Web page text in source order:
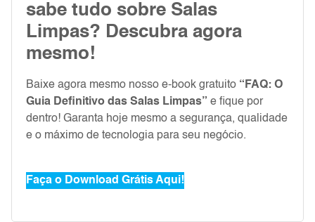
sabe tudo sobre Salas
Limpas? Descubra agora
mesmo!
Baixe agora mesmo nosso e-book gratuito “FAQ: O
Guia Definitivo das Salas Limpas” e fique por
dentro! Garanta hoje mesmo a segurança, qualidade
e o máximo de tecnologia para seu negócio.
Faça o Download Grátis Aqui!